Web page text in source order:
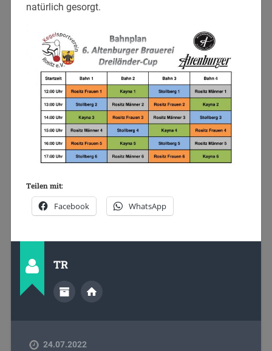
natürlich gesorgt.
Teilen mit:
Facebook WhatsApp
TR
24.07.2022